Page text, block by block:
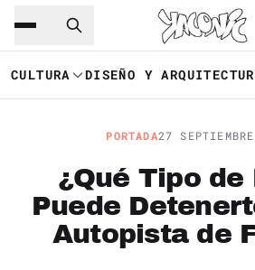
Saltar al contenido principal
CULTURA DISEÑO Y
PORTADA27
¿Qué Tipo de
Puede
Autopista de